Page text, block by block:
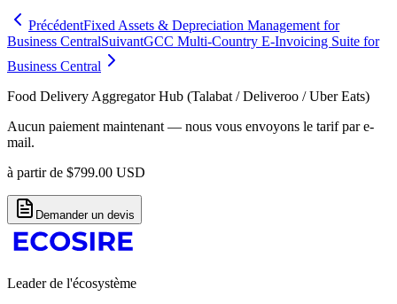
PrécédentFixed Assets & Depreciation Management for
Business CentralSuivantGCC Multi-Country E-Invoicing Suite for
Business Central
Food Delivery Aggregator Hub (Talabat / Deliveroo / Uber Eats)
Aucun paiement maintenant — nous vous envoyons le tarif par e-
mail.
à partir de $799.00 USD
Demander un devis
Leader de l'écosystème